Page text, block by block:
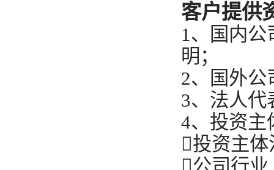
客户提供
1、国内
明；
2、国外
3、法人代
4、投资主
投资主